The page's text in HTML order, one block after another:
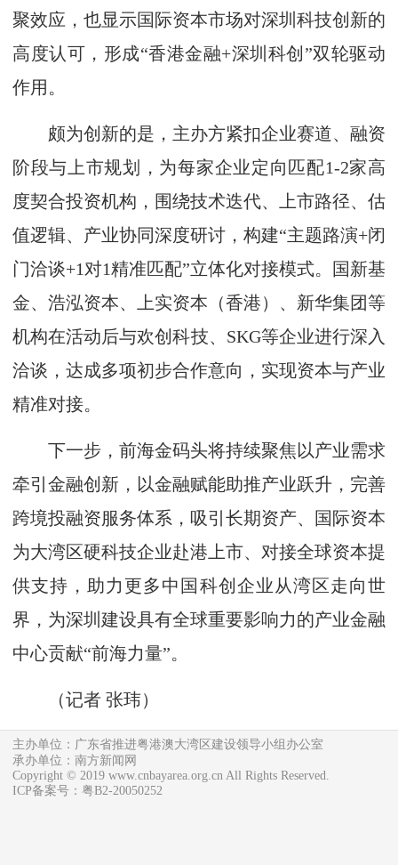
聚效应，也显示国际资本市场对深圳科技创新的
高度认可，形成“香港金融+深圳科创”双轮驱动
作用。
颇为创新的是，主办方紧扣企业赛道、融资
阶段与上市规划，为每家企业定向匹配1-2家高
度契合投资机构，围绕技术迭代、上市路径、估
值逻辑、产业协同深度研讨，构建“主题路演+闭
门洽谈+1对1精准匹配”立体化对接模式。国新基
金、浩泓资本、上实资本（香港）、新华集团等
机构在活动后与欢创科技、SKG等企业进行深入
洽谈，达成多项初步合作意向，实现资本与产业
精准对接。
下一步，前海金码头将持续聚焦以产业需求
牵引金融创新，以金融赋能助推产业跃升，完善
跨境投融资服务体系，吸引长期资产、国际资本
为大湾区硬科技企业赴港上市、对接全球资本提
供支持，助力更多中国科创企业从湾区走向世
界，为深圳建设具有全球重要影响力的产业金融
中心贡献“前海力量”。
（记者 张玮）
主办单位：广东省推进粤港澳大湾区建设领导小组办公室
承办单位：南方新闻网
Copyright © 2019 www.cnbayarea.org.cn All Rights Reserved.
ICP备案号：粤B2-20050252